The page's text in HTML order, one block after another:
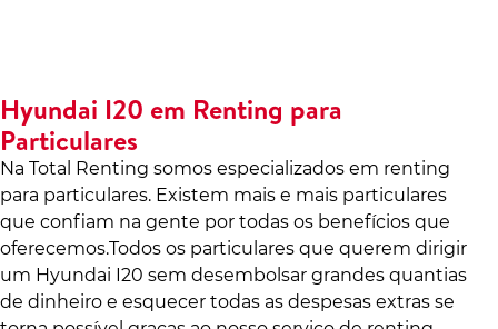
Hyundai I20 em Renting para
Particulares
Na Total Renting somos especializados em renting
para particulares. Existem mais e mais particulares
que confiam na gente por todas os benefícios que
oferecemos.Todos os particulares que querem dirigir
um Hyundai I20 sem desembolsar grandes quantias
de dinheiro e esquecer todas as despesas extras se